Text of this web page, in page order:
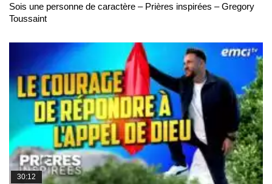
Sois une personne de caractère – Prières inspirées – Gregory
Toussaint
30:12